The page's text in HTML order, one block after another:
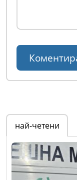
най-четени